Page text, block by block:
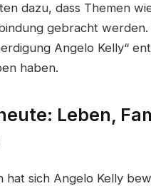
dazu, dass Themen
gebracht
Angelo Kelly“
haben.
Leben,
sich Angelo Kelly